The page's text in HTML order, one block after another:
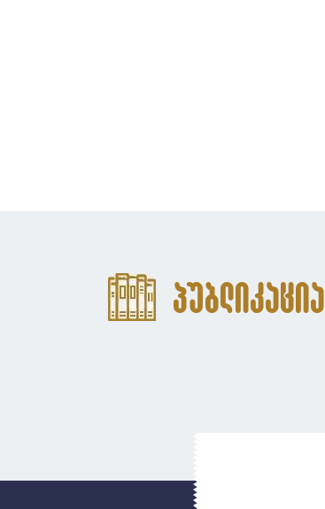
პუბლიკაცია